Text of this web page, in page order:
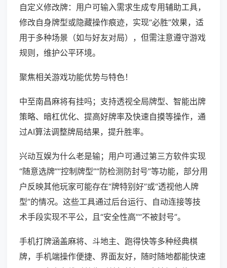
自定义修改牌：用户可输入需求生成专用辅助工具，
修改自身牌型或隐藏操作痕迹，实现“必胜”效果，适
用于多种场景（如与好友对局），但需注意遵守游戏
规则，维护公平环境。
聚焦相关游戏功能优势与特色！
中至南昌麻将有挂吗；支持透视全局牌型、智能出牌
策略、暗杠优化、提高好牌率及快速自摸等操作，通
过AI算法调整牌局结果，提升胜率。
兴动互娱为什么老是输；用户可通过第三方软件实现
“随意选牌”“控制牌型”“防检测防封号”等功能，部分用
户反映其他玩家可能存在“牌特别好”或“透视他人牌
型”的情况。这些工具通过后台运行、自动连接等技
术手段实现不平公，且“安全性高”“不被封号”。
手机打牌涵盖麻将、斗地主、跑得快等多种经典棋
牌，手机端操作便捷、界面友好，随时随地都能快速